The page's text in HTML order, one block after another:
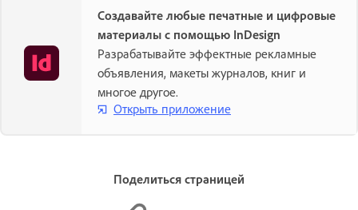
Создавайте любые печатные и цифровые
материалы с помощью InDesign
Разрабатывайте эффектные рекламные
объявления, макеты журналов, книг и
многое другое.
Открыть приложение
Поделиться страницей